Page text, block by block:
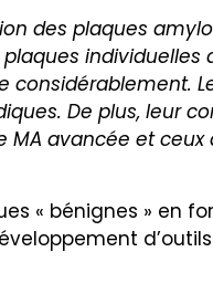
des plaques
individuelles
considérablement.
De plus, leur
avancée et ceux
« bénignes » en